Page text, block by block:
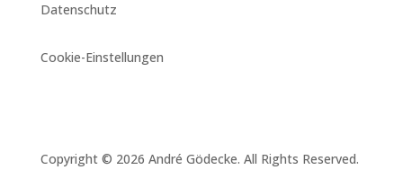
Datenschutz
Cookie-Einstellungen
Copyright © 2026 André Gödecke. All Rights Reserved.